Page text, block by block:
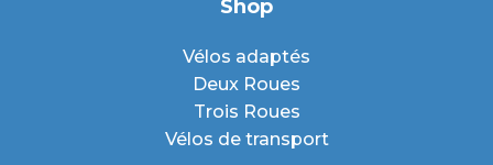
Shop
Vélos adaptés
Deux Roues
Trois Roues
Vélos de transport